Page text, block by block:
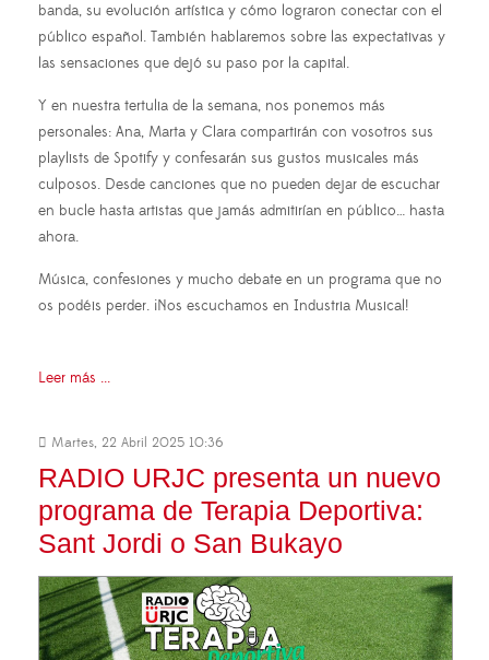
banda, su evolución artística y cómo lograron conectar con el
público español. También hablaremos sobre las expectativas y
las sensaciones que dejó su paso por la capital.
Y en nuestra tertulia de la semana, nos ponemos más
personales: Ana, Marta y Clara compartirán con vosotros sus
playlists de Spotify y confesarán sus gustos musicales más
culposos. Desde canciones que no pueden dejar de escuchar
en bucle hasta artistas que jamás admitirían en público… hasta
ahora.
Música, confesiones y mucho debate en un programa que no
os podéis perder. ¡Nos escuchamos en Industria Musical!
Leer más ...
Martes, 22 Abril 2025 10:36
RADIO URJC presenta un nuevo
programa de Terapia Deportiva:
Sant Jordi o San Bukayo